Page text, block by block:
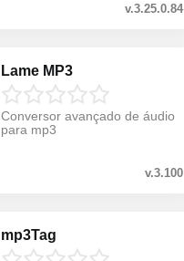
v.3.25.0.84
Lame MP3
Conversor avançado de áudio
para mp3
v.3.100
mp3Tag